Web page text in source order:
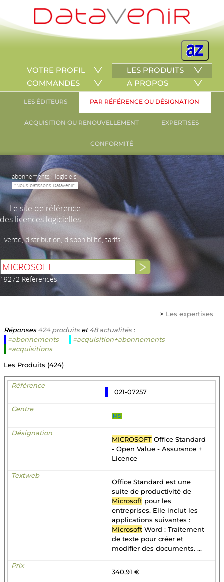
VOTRE PROFIL
LES PRODUITS
COMMANDES
A PROPOS
LES ÉDITEURS PAR RÉFÉRENCE OU DÉSIGNATION
ACQUISITION OU RENOUVELLEMENT EXPERTISES
CONFORMITÉ
abonnements - logiciels
"Nous bâtissons Datavenir"
Le site de référence
des licences logicielles
...vente, distribution, disponibilité, tarifs
19272 Références
> Les expertises
Réponses424 produitset48 actualités:
=abonnements
=acquisition+abonnements
=acquisitions
Les Produits (424)
021-07257
MS
MICROSOFT Office Standard
- Open Value - Assurance +
Licence
Office Standard est une
suite de productivité de
Microsoft pour les
entreprises. Elle inclut les
applications suivantes :
Microsoft Word : Traitement
de texte pour créer et
modifier des documents. ...
340,91 €